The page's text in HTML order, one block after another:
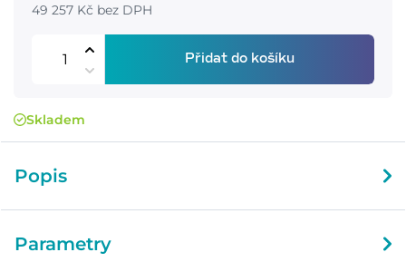
49 257 Kč bez DPH
Přidat do košíku
Skladem
Popis
Parametry